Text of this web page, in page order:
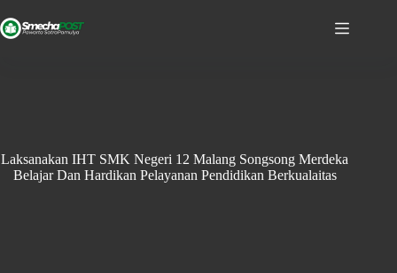
Laksanakan IHT SMK Negeri 12 Malang Songsong Merdeka
Belajar Dan Hardikan Pelayanan Pendidikan Berkualaitas